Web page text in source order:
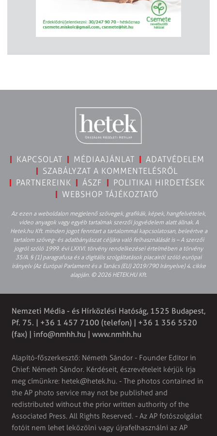
KAPCSOLAT MÉDIAAJÁNLAT
ADATVÉDELEM
SZABÁLYZAT A KOMMENTELÉSRŐL
PARTNEREINK
ÁSZF
POLITIKAI HIRDETÉSEK
WEBSHOP TÁJÉKOZTATÓ
Az ezen a weboldalon megjelenő szövegek, grafikák, képek, hangfelvételek,
video anyagok vagy egyéb tartalmak szerzői jogvédelem alatt állnak. A
Hetek.hu Kft. minden jogot fenntart a tartalommal kapcsolatosan, beleértve a
tartalom szöveg- és adatbányászat céljára való felhasználását is – A szerzői
jogról szóló 1999. évi LXXVI. törvény rendelkezései értelmében a törvény
35/A. § (1) paragrafusa és a digitális szolgáltatások piacairól szóló európai
irányelv (Az Európai Parlament és a Tanács (EU) 2019/790 Irányelve) 4. cikke
alapján. © 2026 HETEK.HU Kft.
Nemzeti Média - és Hírközlési Hatóság, 1525 Budapest,
Pf. 75. | +36 1 457 7100 (telefon) | +36 1 356 5520
(fax) | info@nmhh.hu | www.nmhh.hu
Alapító-főszerkesztő: Németh Sándor - Founder Editor in
Chief: Németh Sándor. Kérdéseit, észrevételeit kérjük írja
meg címünkre: hetek@hetek.hu. - The photos contained in
the AP photo service may not be published and
redistributed without the prior written authority of the
Associated Press. All Rights Reserved. - Az AP fotószolgálat
fotóit nem lehet leközölni vagy újrafelhasználni az AP